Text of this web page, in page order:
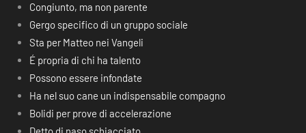
Congiunto, ma non parente
Gergo specifico di un gruppo sociale
Sta per Matteo nei Vangeli
É propria di chi ha talento
Possono essere infondate
Ha nel suo cane un indispensabile compagno
Bolidi per prove di accelerazione